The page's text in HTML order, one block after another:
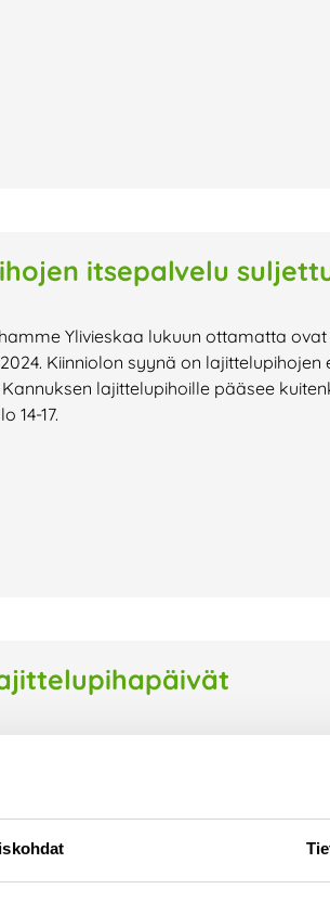
itsepalvelu
Ylivieskaa lukuun ottamatta
Kiinniolon syynä on
lajittelupihoille pääsee
14-17.
järjestämme jokaisella Vestian
tarkoituksena on tuoda
asioimaan itsepalveluaikaan,
ja lajittelupihan